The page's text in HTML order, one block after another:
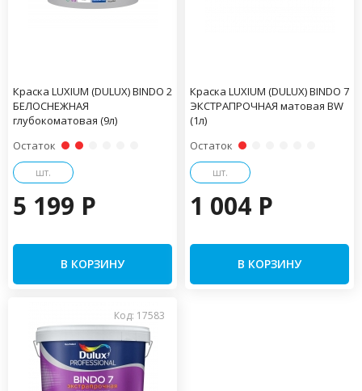
Краска LUXIUM (DULUX) BINDO 2
БЕЛОСНЕЖНАЯ
глубокоматовая (9л)
Остаток
шт.
5 199 P
В КОРЗИНУ
Краска LUXIUM (DULUX) BINDO 7
ЭКСТРАПРОЧНАЯ матовая BW
(1л)
Остаток
шт.
1 004 P
В КОРЗИНУ
Код: 17583